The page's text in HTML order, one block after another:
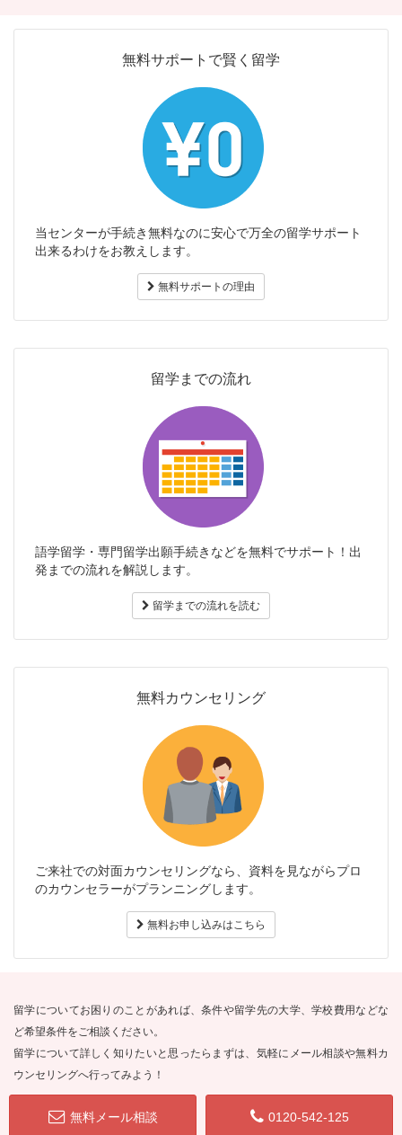
無料サポートで賢く留学
当センターが手続き無料なのに安心で万全の留学サポート
出来るわけをお教えします。
無料サポートの理由
留学までの流れ
語学留学・専門留学出願手続きなどを無料でサポート！出
発までの流れを解説します。
留学までの流れを読む
無料カウンセリング
ご来社での対面カウンセリングなら、資料を見ながらプロ
のカウンセラーがプランニングします。
無料お申し込みはこちら
留学についてお困りのことがあれば、条件や留学先の大学、学校費用などな
ど希望条件をご相談ください。
留学について詳しく知りたいと思ったらまずは、気軽にメール相談や無料カ
ウンセリングへ行ってみよう！
無料メール相談 0120-542-125